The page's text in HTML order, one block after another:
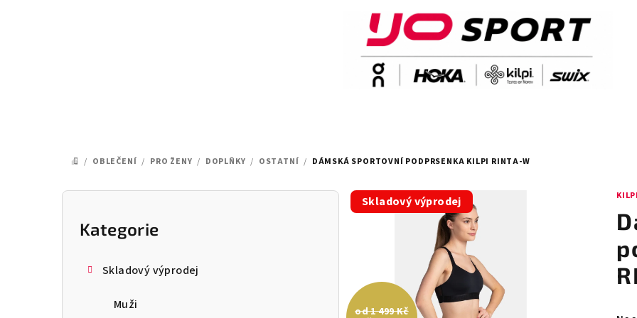
DOMŮ
/ OBLEČENÍ / PRO ŽENY / DOPLŇKY / OSTATNÍ / DÁMSKÁ SPORTOVNÍ PODPRSENKA KILPI RINTA-W
P
Přeskočit
kategorie
Kategorie
Skladový výprodej
Muži
KILPI
Skladový výprodej
od 1 499 Kč